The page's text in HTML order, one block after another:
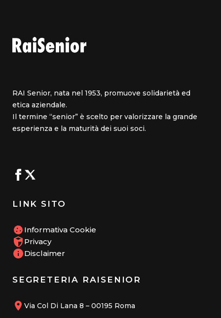
RAI Senior, nata nel 1953, promuove solidarietà ed
etica aziendale.
Il termine “senior” è scelto per valorizzare la grande
esperienza e la maturità dei suoi soci.
LINK SITO
Informativa Cookie
Privacy
Disclaimer
SEGRETERIA RAISENIOR
Via Col Di Lana 8 – 00195 Roma